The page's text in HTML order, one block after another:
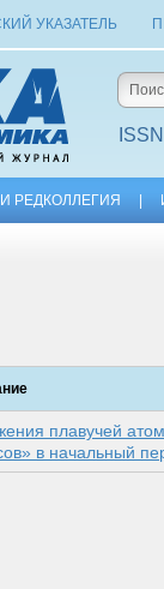
УКАЗАТЕЛЬ
РЕДКОЛЛЕГИЯ
плавучей
в начальный